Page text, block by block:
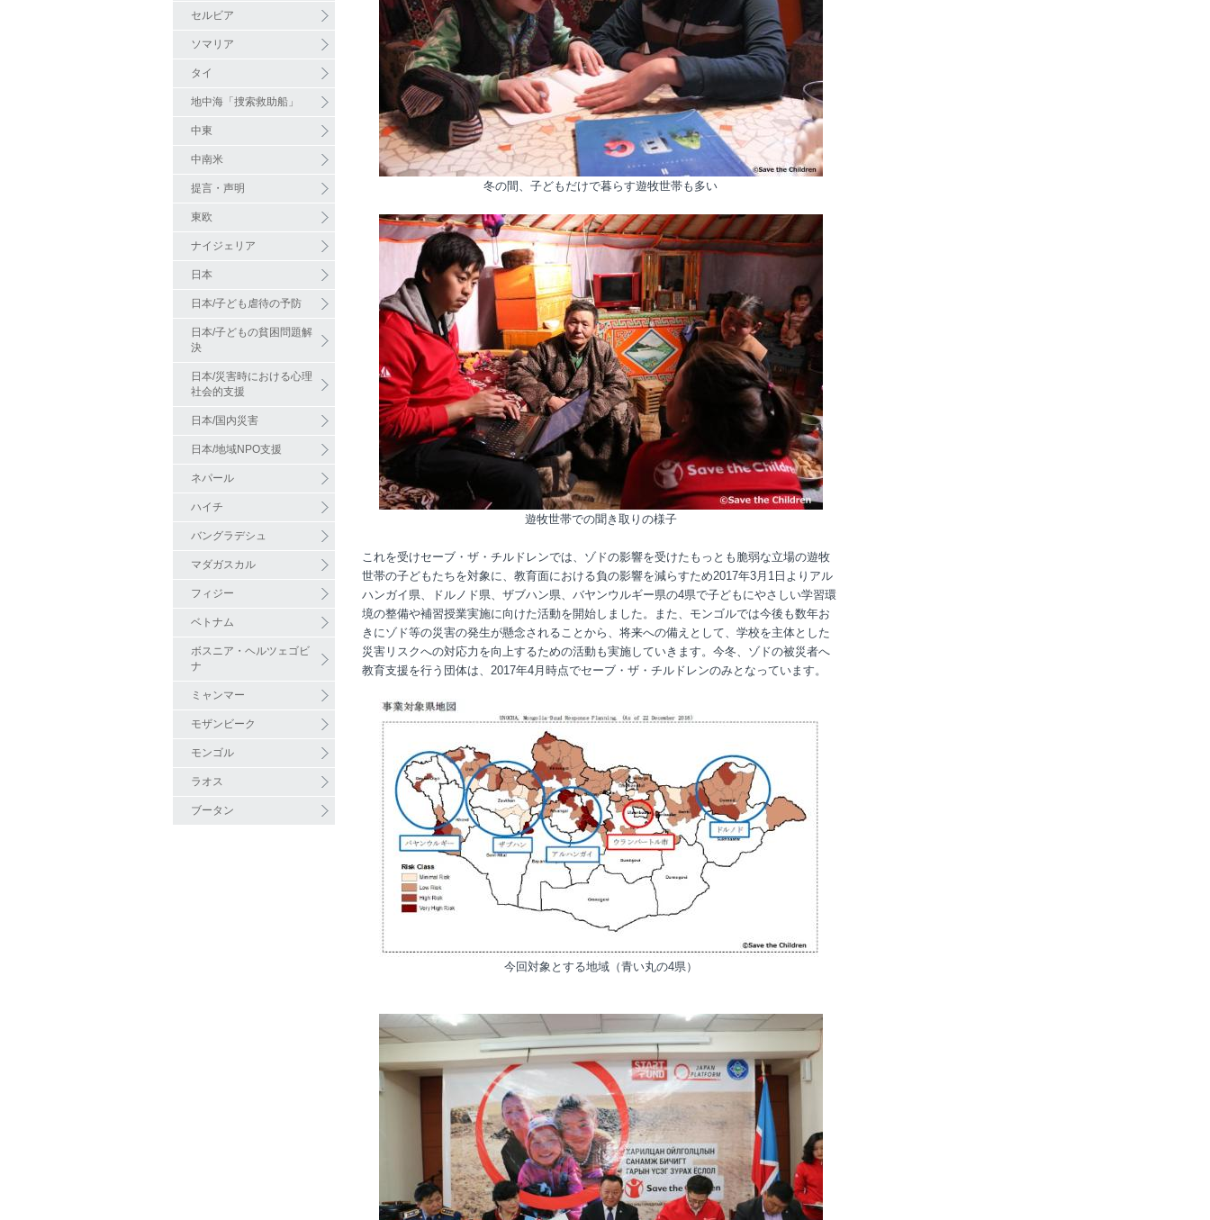
セルビア
ソマリア
タイ
地中海「捜索救助船」
中東
中南米
提言・声明
東欧
ナイジェリア
日本
日本/子ども虐待の予防
日本/子どもの貧困問題解
決
日本/災害時における心理
社会的支援
日本/国内災害
日本/地域NPO支援
ネパール
ハイチ
バングラデシュ
マダガスカル
フィジー
ベトナム
ボスニア・ヘルツェゴビ
ナ
ミャンマー
モザンビーク
モンゴル
ラオス
ブータン
冬の間、子どもだけで暮らす遊牧世帯も多い
遊牧世帯での聞き取りの様子
これを受けセーブ・ザ・チルドレンでは、ゾドの影響を受けたもっとも脆弱な立場の遊牧
世帯の子どもたちを対象に、教育面における負の影響を減らすため2017年3月1日よりアル
ハンガイ県、ドルノド県、ザブハン県、バヤンウルギー県の4県で子どもにやさしい学習環
境の整備や補習授業実施に向けた活動を開始しました。また、モンゴルでは今後も数年お
きにゾド等の災害の発生が懸念されることから、将来への備えとして、学校を主体とした
災害リスクへの対応力を向上するための活動も実施していきます。今冬、ゾドの被災者へ
教育支援を行う団体は、2017年4月時点でセーブ・ザ・チルドレンのみとなっています。
今回対象とする地域（青い丸の4県）